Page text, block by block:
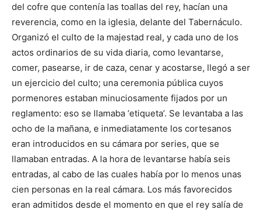
del cofre que contenía las toallas del rey, hacían una
reverencia, como en la iglesia, delante del Tabernáculo.
Organizó el culto de la majestad real, y cada uno de los
actos ordinarios de su vida diaria, como levantarse,
comer, pasearse, ir de caza, cenar y acostarse, llegó a ser
un ejercicio del culto; una ceremonia pública cuyos
pormenores estaban minuciosamente fijados por un
reglamento: eso se llamaba ‘etiqueta’. Se levantaba a las
ocho de la mañana, e inmediatamente los cortesanos
eran introducidos en su cámara por series, que se
llamaban entradas. A la hora de levantarse había seis
entradas, al cabo de las cuales había por lo menos unas
cien personas en la real cámara. Los más favorecidos
eran admitidos desde el momento en que el rey salía de